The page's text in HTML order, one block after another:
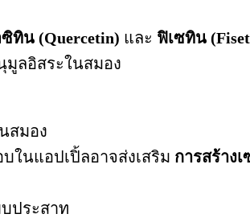
ซิทิน (Quercetin) และ ฟิเซทิน
มูลอิสระในสมอง
สมอง
ในแอปเปิ้ลอาจส่งเสริม การสร้าง
ประสาท